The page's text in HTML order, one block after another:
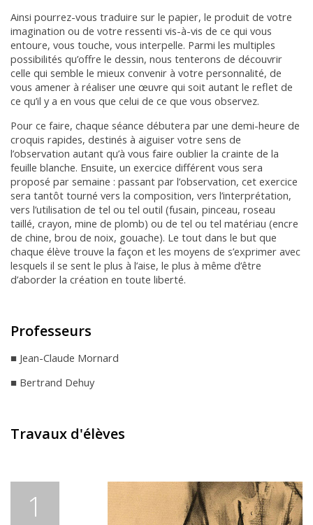
Ainsi pourrez-vous traduire sur le papier, le produit de votre
imagination ou de votre ressenti vis-à-vis de ce qui vous
entoure, vous touche, vous interpelle. Parmi les multiples
possibilités qu’offre le dessin, nous tenterons de découvrir
celle qui semble le mieux convenir à votre personnalité, de
vous amener à réaliser une œuvre qui soit autant le reflet de
ce qu’il y a en vous que celui de ce que vous observez.
Pour ce faire, chaque séance débutera par une demi-heure de
croquis rapides, destinés à aiguiser votre sens de
l’observation autant qu’à vous faire oublier la crainte de la
feuille blanche. Ensuite, un exercice différent vous sera
proposé par semaine : passant par l’observation, cet exercice
sera tantôt tourné vers la composition, vers l’interprétation,
vers l’utilisation de tel ou tel outil (fusain, pinceau, roseau
taillé, crayon, mine de plomb) ou de tel ou tel matériau (encre
de chine, brou de noix, gouache). Le tout dans le but que
chaque élève trouve la façon et les moyens de s’exprimer avec
lesquels il se sent le plus à l’aise, le plus à même d’être
d’aborder la création en toute liberté.
Professeurs
■ Jean-Claude Mornard
■ Bertrand Dehuy
Travaux d'élèves
1